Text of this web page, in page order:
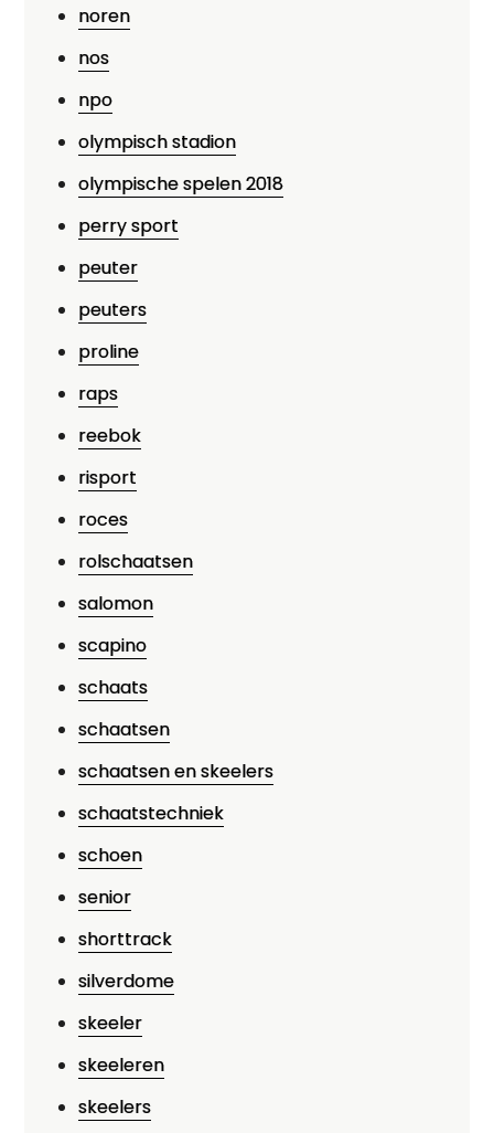
noren
nos
npo
olympisch stadion
olympische spelen 2018
perry sport
peuter
peuters
proline
raps
reebok
risport
roces
rolschaatsen
salomon
scapino
schaats
schaatsen
schaatsen en skeelers
schaatstechniek
schoen
senior
shorttrack
silverdome
skeeler
skeeleren
skeelers